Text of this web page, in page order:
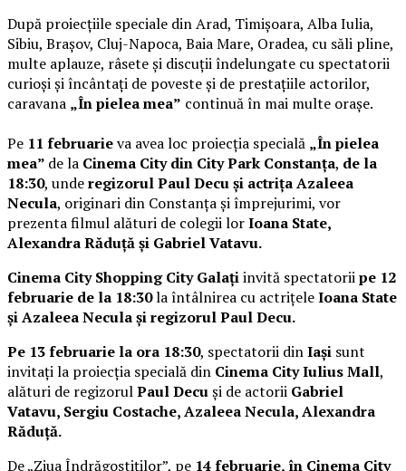
După proiecțiile speciale din Arad, Timișoara, Alba Iulia,
Sibiu, Brașov, Cluj-Napoca, Baia Mare, Oradea, cu săli pline,
multe aplauze, râsete și discuții îndelungate cu spectatorii
curioși și încântați de poveste și de prestațiile actorilor,
caravana „În pielea mea” continuă în mai multe orașe.
Pe 11 februarieva avea loc proiecția specială „În pielea
mea” de la Cinema City din City Park Constanța, de la
18:30, underegizorul Paul Decu și actrița Azaleea
Necula, originari din Constanța și împrejurimi, vor
prezenta filmul alături de colegii lorIoana State,
Alexandra Răduță și Gabriel Vatavu.
Cinema City Shopping City Galațiinvită spectatoriipe 12
februarie de la 18:30la întâlnirea cu actrițeleIoana State
și Azaleea Necula și regizorul Paul Decu.
Pe 13 februarie la ora 18:30, spectatorii dinIași sunt
invitați la proiecția specială din Cinema City Iulius Mall,
alături de regizorulPaul Decuși de actorii Gabriel
Vatavu, Sergiu Costache, Azaleea Necula, Alexandra
Răduță.
De „Ziua Îndrăgostiților”, pe 14 februarie, în Cinema City